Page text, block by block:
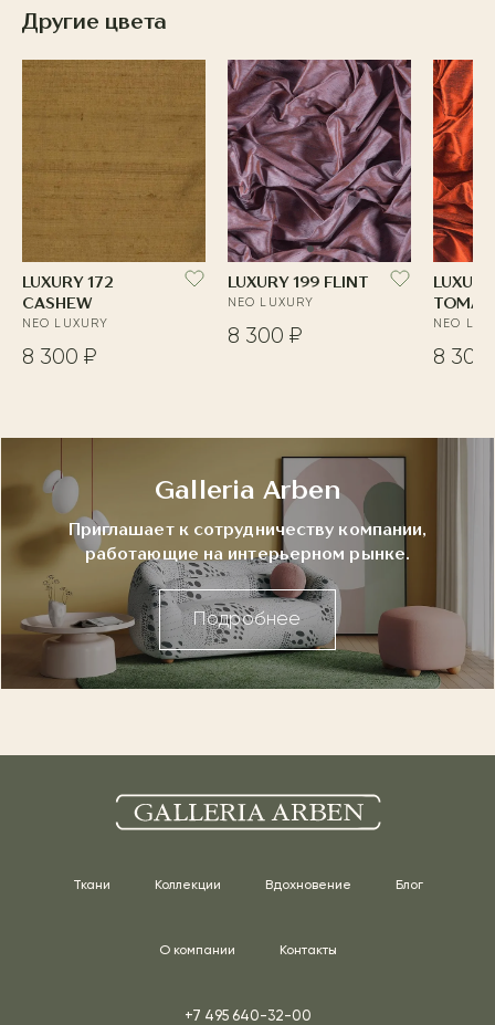
Другие цвета
LUXURY 172
CASHEW
NEO LUXURY
8 300 ₽
LUXURY 199 FLINT
NEO LUXURY
8 300 ₽
NEO
8 300
Galleria Arben
Приглашает к сотрудничеству компании,
работающие на интерьерном рынке.
Подробнее
Ткани Коллекции Вдохновение Блог
О компании Контакты
+7 495 640-32-00